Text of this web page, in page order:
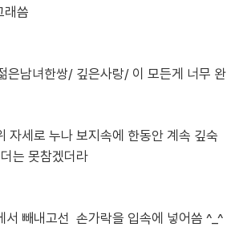
래씀
은남녀한쌍/ 깊은사랑/ 이 모든게 너무 완
자세로 누나 보지속에 한동안 계속 깊숙
는 못참겠더라
서 빼내고선 손가락을 입속에 넣어씀 ^_^